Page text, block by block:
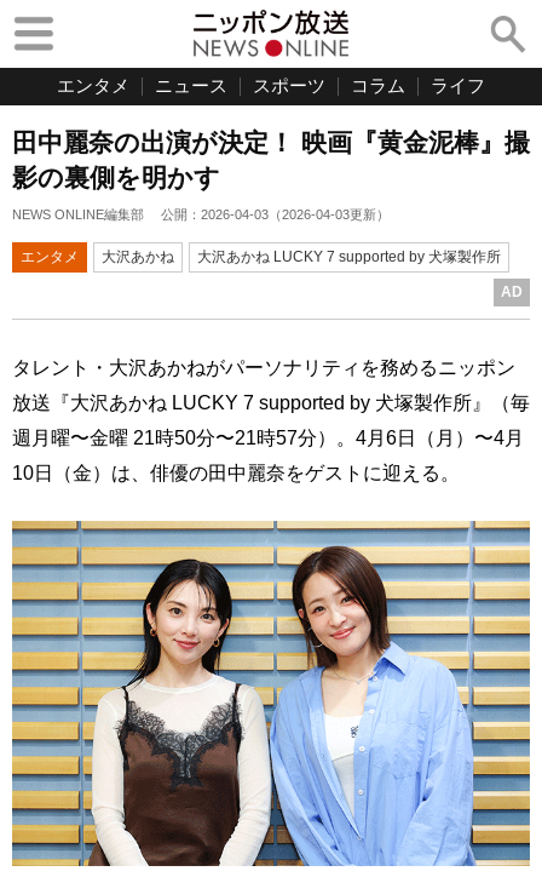
エンタメ ニュース スポーツ コラム ライフ
田中麗奈の出演が決定！ 映画『黄金泥棒』撮
影の裏側を明かす
NEWS ONLINE編集部 公開： 2026-04-03 （2026-04-03更新）
エンタメ 大沢あかね 大沢あかね LUCKY 7 supported by 犬塚製作所
AD
タレント・大沢あかねがパーソナリティを務めるニッポン
放送『大沢あかね LUCKY 7 supported by 犬塚製作所』（毎
週月曜〜金曜 21時50分〜21時57分）。4月6日（月）〜4月
10日（金）は、俳優の田中麗奈をゲストに迎える。